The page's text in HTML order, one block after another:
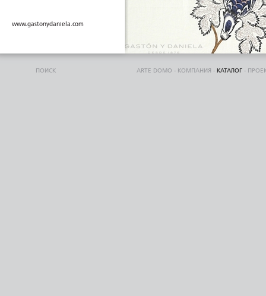
www.gastonydaniela.com
ПОИСК ARTE DOMO - КОМПАНИЯ - КАТАЛОГ -